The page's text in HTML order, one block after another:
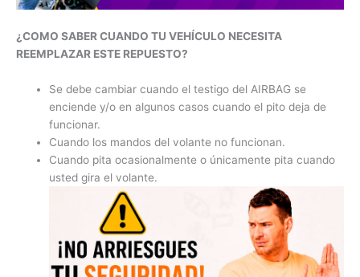
¿COMO SABER CUANDO TU VEHÍCULO NECESITA
REEMPLAZAR ESTE REPUESTO?
Se debe cambiar cuando el testigo del AIRBAG se
enciende y/o en algunos casos cuando el pito deja de
funcionar.
Cuando los mandos del volante no funcionan.
Cuando pita ocasionalmente o únicamente pita cuando
usted gira el volante.